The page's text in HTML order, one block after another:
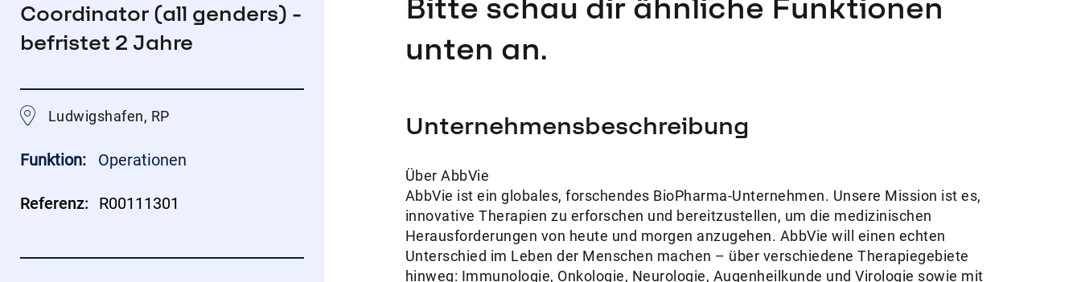
Coordinator (all genders) -
befristet 2 Jahre
Ludwigshafen, RP
Funktion: Operationen
Referenz: R00111301
unten an.
Unternehmensbeschreibung
Über AbbVie
AbbVie ist ein globales, forschendes BioPharma-Unternehmen. Unsere Mission ist es,
innovative Therapien zu erforschen und bereitzustellen, um die medizinischen
Herausforderungen von heute und morgen anzugehen. AbbVie will einen echten
Unterschied im Leben der Menschen machen – über verschiedene Therapiegebiete
hinweg: Immunologie, Onkologie, Neurologie, Augenheilkunde und Virologie sowie mit